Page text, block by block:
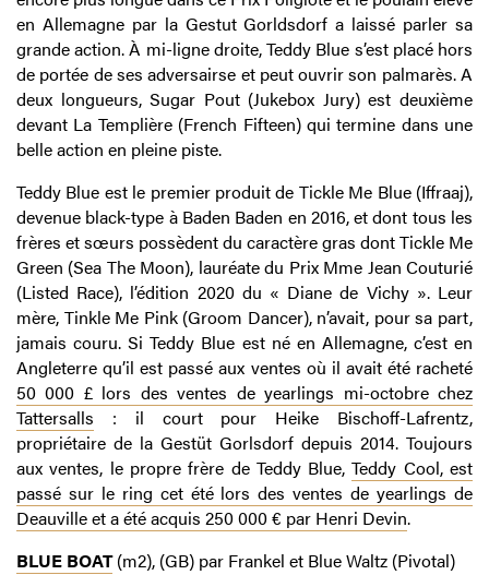
en Allemagne par la Gestut Gorldsdorf a laissé parler sa
grande action. À mi-ligne droite, Teddy Blue s’est placé hors
de portée de ses adversairse et peut ouvrir son palmarès. A
deux longueurs, Sugar Pout (Jukebox Jury) est deuxième
devant La Templière (French Fifteen) qui termine dans une
belle action en pleine piste.
Teddy Blue est le premier produit de Tickle Me Blue (Iffraaj),
devenue black-type à Baden Baden en 2016, et dont tous les
frères et sœurs possèdent du caractère gras dont Tickle Me
Green (Sea The Moon), lauréate du Prix Mme Jean Couturié
(Listed Race), l’édition 2020 du « Diane de Vichy ». Leur
mère, Tinkle Me Pink (Groom Dancer), n’avait, pour sa part,
jamais couru. Si Teddy Blue est né en Allemagne, c’est en
Angleterre qu’il est passé aux ventes où il avait été racheté
50 000 £ lors des ventes de yearlings mi-octobre chez
Tattersalls : il court pour Heike Bischoff-Lafrentz,
propriétaire de la Gestüt Gorlsdorf depuis 2014. Toujours
aux ventes, le propre frère de Teddy Blue,Teddy Cool, est
passé sur le ring cet été lors des ventes de yearlings de
Deauville et a été acquis 250 000 € par Henri Devin.
BLUE BOAT(m2), (GB) par Frankel et Blue Waltz (Pivotal)